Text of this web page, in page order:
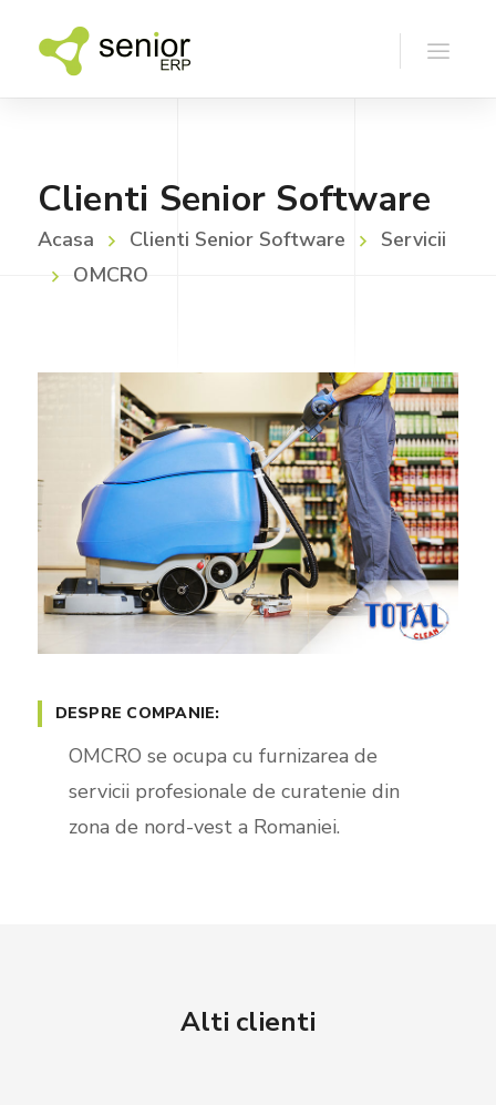
Clienti Senior Software
Acasa Clienti Senior Software
Servicii
OMCRO
DESPRE COMPANIE:
OMCRO se ocupa cu furnizarea de
servicii profesionale de curatenie din
zona de nord-vest a Romaniei.
Alti clienti